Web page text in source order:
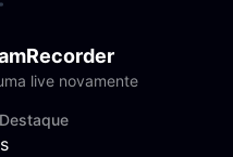
live novamente